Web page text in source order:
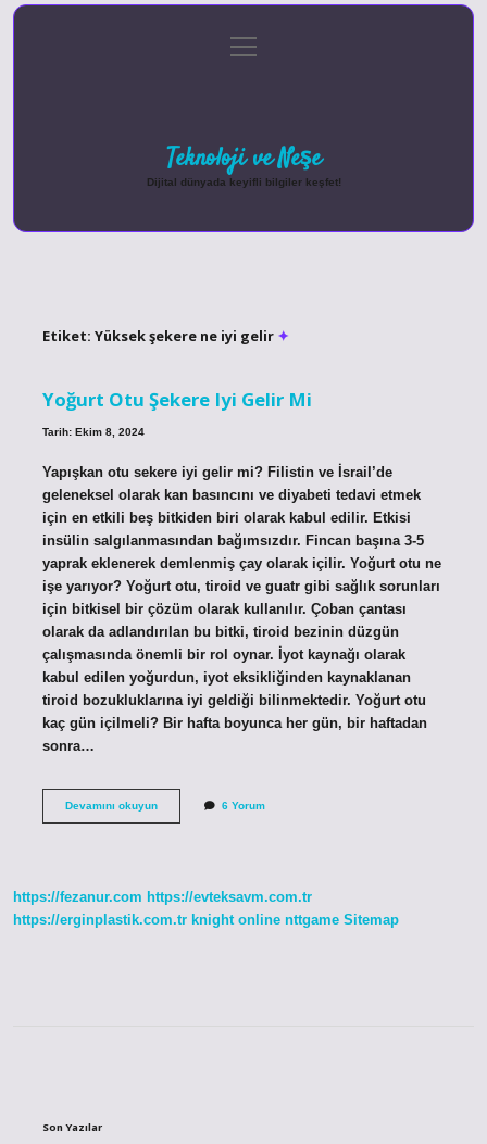
Gizlilik Politikası
menüyü
aç
Teknoloji ve Neşe
Dijital dünyada keyifli bilgiler keşfet!
Etiket: Yüksek şekere ne iyi gelir
Yoğurt Otu Şekere Iyi Gelir Mi
Tarih: Ekim 8, 2024
Yapışkan otu sekere iyi gelir mi? Filistin ve İsrail’de
geleneksel olarak kan basıncını ve diyabeti tedavi etmek
için en etkili beş bitkiden biri olarak kabul edilir. Etkisi
insülin salgılanmasından bağımsızdır. Fincan başına 3-5
yaprak eklenerek demlenmiş çay olarak içilir. Yoğurt otu ne
işe yarıyor? Yoğurt otu, tiroid ve guatr gibi sağlık sorunları
için bitkisel bir çözüm olarak kullanılır. Çoban çantası
olarak da adlandırılan bu bitki, tiroid bezinin düzgün
çalışmasında önemli bir rol oynar. İyot kaynağı olarak
kabul edilen yoğurdun, iyot eksikliğinden kaynaklanan
tiroid bozukluklarına iyi geldiği bilinmektedir. Yoğurt otu
kaç gün içilmeli? Bir hafta boyunca her gün, bir haftadan
sonra…
Devamını okuyunYoğurt
6 Yorum
https://fezanur.com https://evteksavm.com.tr
https://erginplastik.com.tr knight online nttgame Sitemap
Son Yazılar